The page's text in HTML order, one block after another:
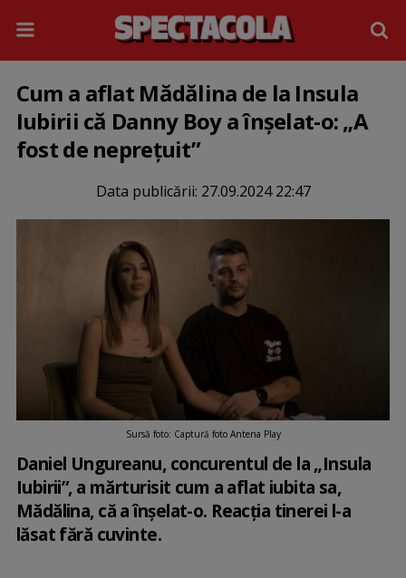
Cum a aflat Mădălina de la Insula
Iubirii că Danny Boy a înșelat-o: „A
fost de neprețuit”
Data publicării: 27.09.2024 22:47
Sursă foto: Captură foto Antena Play
Daniel Ungureanu, concurentul de la „Insula
Iubirii”, a mărturisit cum a aflat iubita sa,
Mădălina, că a înșelat-o. Reacția tinerei l-a
lăsat fără cuvinte.